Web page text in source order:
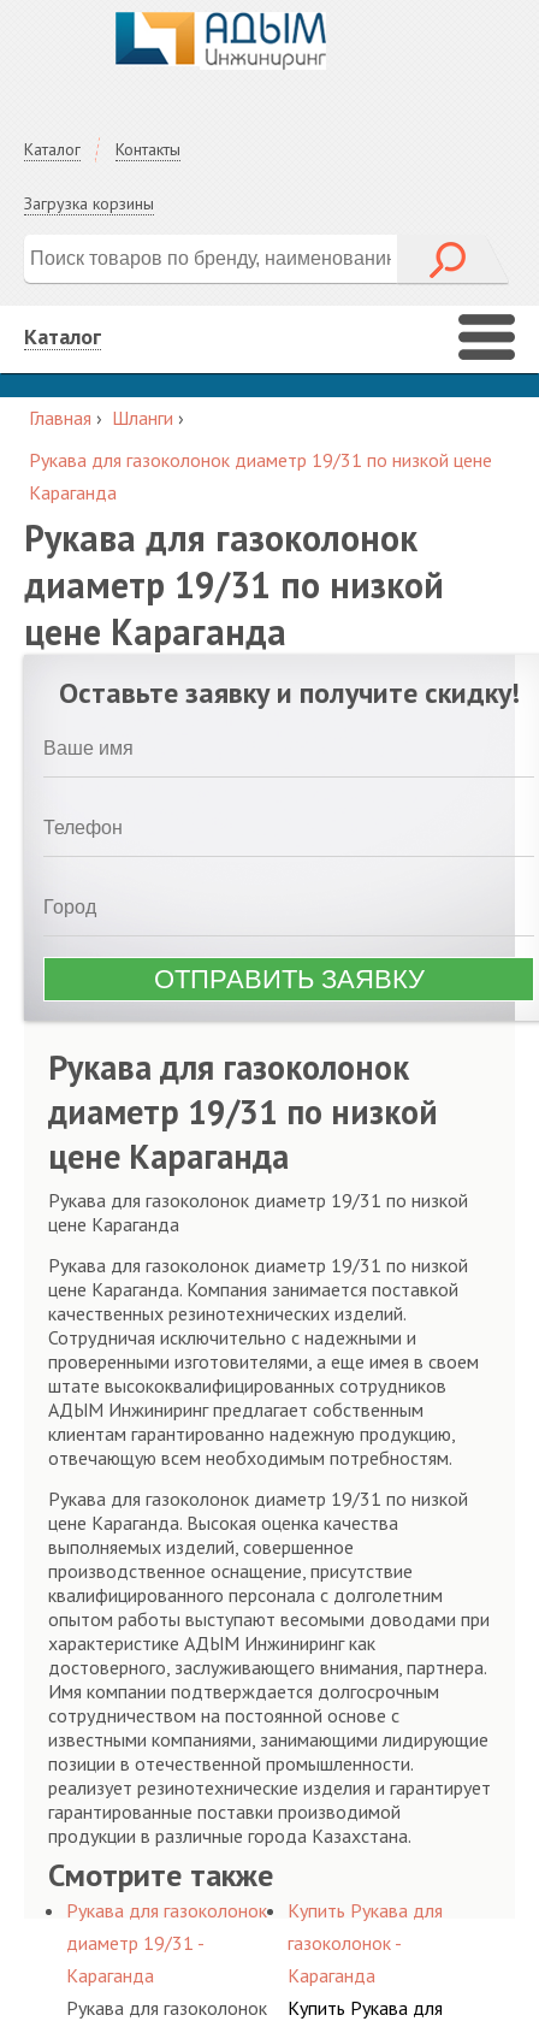
Каталог Контакты
Загрузка корзины
Каталог
Главная › Шланги ›
Рукава для газоколонок диаметр 19/31 по низкой цене
Караганда
Рукава для газоколонок
диаметр 19/31 по низкой
цене Караганда
Оставьте заявку и получите скидку!
Рукава для газоколонок
диаметр 19/31 по низкой
цене Караганда
Рукава для газоколонок диаметр 19/31 по низкой
цене Караганда
Рукава для газоколонок диаметр 19/31 по низкой
цене Караганда. Компания занимается поставкой
качественных резинотехнических изделий.
Сотрудничая исключительно с надежными и
проверенными изготовителями, а еще имея в своем
штате высококвалифицированных сотрудников
АДЫМ Инжиниринг предлагает собственным
клиентам гарантированно надежную продукцию,
отвечающую всем необходимым потребностям.
Рукава для газоколонок диаметр 19/31 по низкой
цене Караганда. Высокая оценка качества
выполняемых изделий, совершенное
производственное оснащение, присутствие
квалифицированного персонала с долголетним
опытом работы выступают весомыми доводами при
характеристике АДЫМ Инжиниринг как
достоверного, заслуживающего внимания, партнера.
Имя компании подтверждается долгосрочным
сотрудничеством на постоянной основе с
известными компаниями, занимающими лидирующие
позиции в отечественной промышленности.
реализует резинотехнические изделия и гарантирует
гарантированные поставки производимой
продукции в различные города Казахстана.
Смотрите также
Рукава для газоколонок
диаметр 19/31 -
Караганда
Рукава для газоколонок
Купить Рукава для
газоколонок -
Караганда
Купить Рукава для